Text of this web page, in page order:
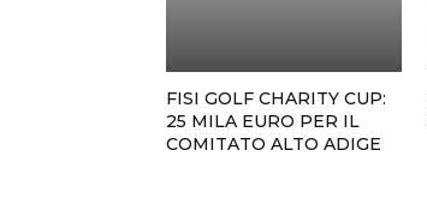
FISI GOLF CHARITY CUP:
25 MILA EURO PER IL
COMITATO ALTO ADIGE